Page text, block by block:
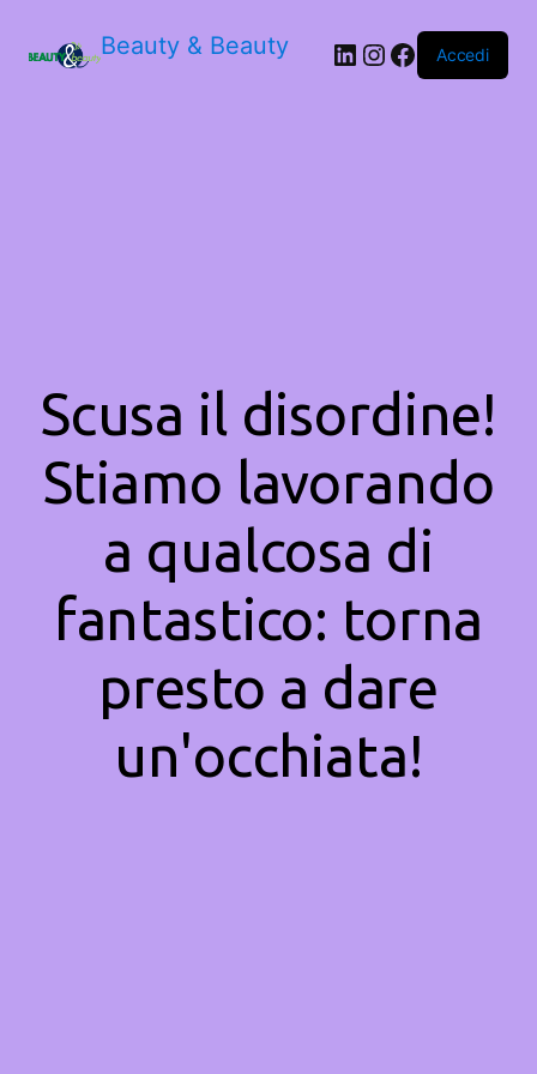
Beauty & Beauty LinkedIn
Instagram
Facebook
Accedi
Scusa il disordine!
Stiamo lavorando
a qualcosa di
fantastico: torna
presto a dare
un'occhiata!